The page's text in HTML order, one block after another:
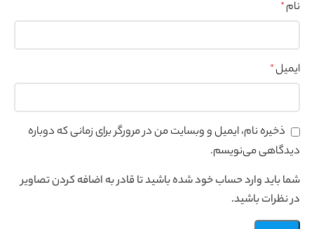
نام*
ایمیل*
ذخیره نام، ایمیل و وبسایت من در مرورگر برای زمانی که دوباره
دیدگاهی می‌نویسم.
شما باید وارد حساب خود شده باشید تا قادر به اضافه کردن تصاویر
در نظرات باشید.